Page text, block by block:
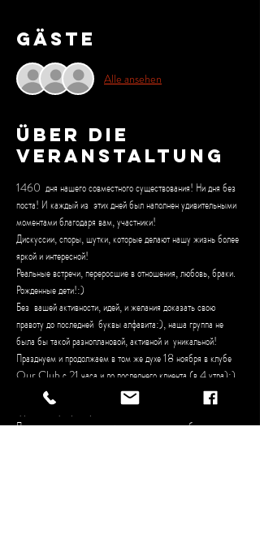
Gäste
Alle ansehen
Über die
Veranstaltung
1460  дня нашего совместного существования! Ни дня без
поста! И каждый из  этих дней был наполнен удивительными
моментами благодаря вам, участники!
Дискуссии, споры, шутки, которые делают нашу жизнь более
яркой и интересной!
Реальные встречи, переросшие в отношения, любовь, браки.
Рожденные дети!:)
Без  вашей активности, идей, и желания доказать свою
правоту до последней  буквы алфавита:), наша группа не
была бы такой разноплановой, активной и  уникальной!
Празднуем и продолжаем в том же духе 18 ноября в клубе
Our Club с 21 часа и до последнего клиента (в 4 утра):)
Бар, караоке, безумные пляски, выбор Королевы и Короля
группы из присутствующих.
Предварительная регистрация на мероприятия обязательна.